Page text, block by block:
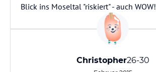
Blick ins Moseltal "riskiert" - auch WOW!
Christopher26-30